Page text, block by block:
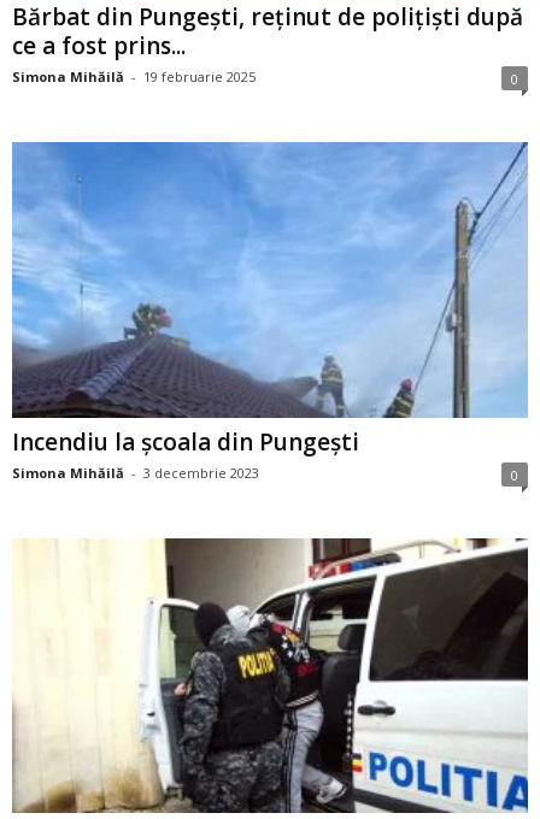
Bărbat din Pungești, reținut de polițiști după
ce a fost prins...
Simona Mihăilă - 19 februarie 2025 0
Incendiu la școala din Pungești
Simona Mihăilă - 3 decembrie 2023 0